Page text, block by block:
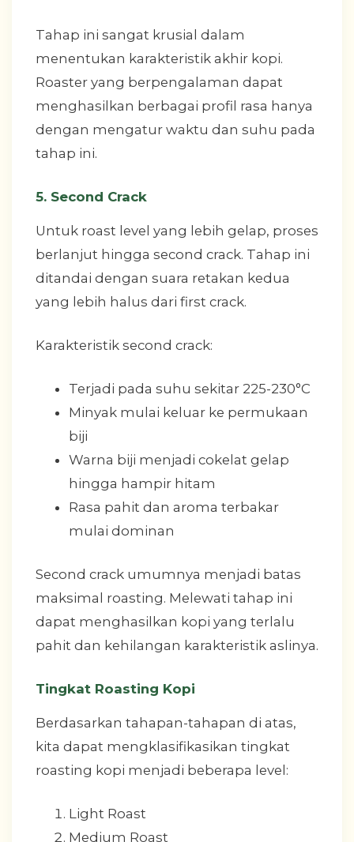
Tahap ini sangat krusial dalam
menentukan karakteristik akhir kopi.
Roaster yang berpengalaman dapat
menghasilkan berbagai profil rasa hanya
dengan mengatur waktu dan suhu pada
tahap ini.
5. Second Crack
Untuk roast level yang lebih gelap, proses
berlanjut hingga second crack. Tahap ini
ditandai dengan suara retakan kedua
yang lebih halus dari first crack.
Karakteristik second crack:
Terjadi pada suhu sekitar 225-230°C
Minyak mulai keluar ke permukaan
biji
Warna biji menjadi cokelat gelap
hingga hampir hitam
Rasa pahit dan aroma terbakar
mulai dominan
Second crack umumnya menjadi batas
maksimal roasting. Melewati tahap ini
dapat menghasilkan kopi yang terlalu
pahit dan kehilangan karakteristik aslinya.
Tingkat Roasting Kopi
Berdasarkan tahapan-tahapan di atas,
kita dapat mengklasifikasikan tingkat
roasting kopi menjadi beberapa level:
Light Roast
Medium Roast